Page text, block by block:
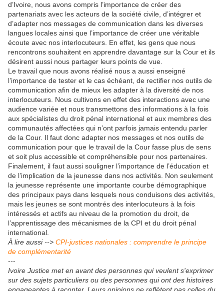
d’Ivoire, nous avons compris l’importance de créer des
partenariats avec les acteurs de la société civile, d’intégrer et
d’adapter nos messages de communication dans les diverses
langues locales ainsi que l’importance de créer une véritable
écoute avec nos interlocuteurs. En effet, les gens que nous
rencontrons souhaitent en apprendre davantage sur la Cour et ils
désirent aussi nous partager leurs points de vue.
Le travail que nous avons réalisé nous a aussi enseigné
l’importance de tester et le cas échéant, de rectifier nos outils de
communication afin de mieux les adapter à la diversité de nos
interlocuteurs. Nous cultivons en effet des interactions avec une
audience variée et nous transmettons des informations à la fois
aux spécialistes du droit pénal international et aux membres des
communautés affectées qui n’ont parfois jamais entendu parler
de la Cour. Il faut donc adapter nos messages et nos outils de
communication pour que le travail de la Cour fasse plus de sens
et soit plus accessible et compréhensible pour nos partenaires.
Finalement, il faut aussi souligner l’importance de l’éducation et
de l’implication de la jeunesse dans nos activités. Non seulement
la jeunesse représente une importante courbe démographique
des principaux pays dans lesquels nous conduisons des activités,
mais les jeunes se sont montrés des interlocuteurs à la fois
intéressés et actifs au niveau de la promotion du droit, de
l’apprentissage des mécanismes de la CPI et du droit pénal
international.
À lire aussi --> CPI-justices nationales : comprendre le principe
de complémentarité
---
Ivoire Justice met en avant des personnes qui veulent s'exprimer
sur des sujets particuliers ou des personnes qui ont des histoires